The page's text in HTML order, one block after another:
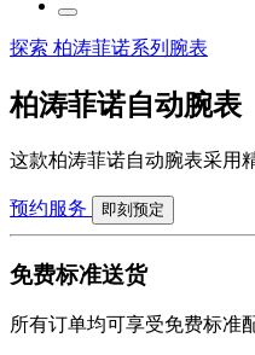
探索 柏涛菲诺系列腕表
柏涛菲诺自动腕表
这款柏涛菲诺自动腕表采用
预约服务 即刻预定
免费标准送货
所有订单均可享受免费标准